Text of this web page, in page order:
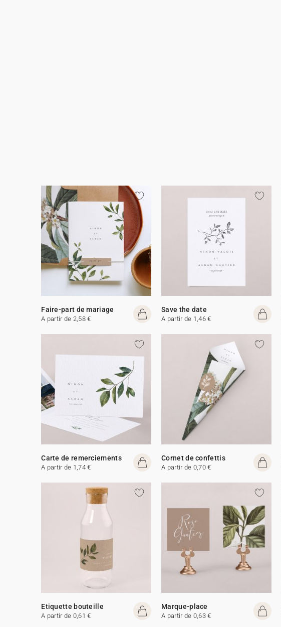
Faire-part de mariage
A partir de 2,58 €
Save the date
A partir de 1,46 €
Carte de remerciements
A partir de 1,74 €
Cornet de confettis
A partir de 0,70 €
Etiquette bouteille
A partir de 0,61 €
Marque-place
A partir de 0,63 €